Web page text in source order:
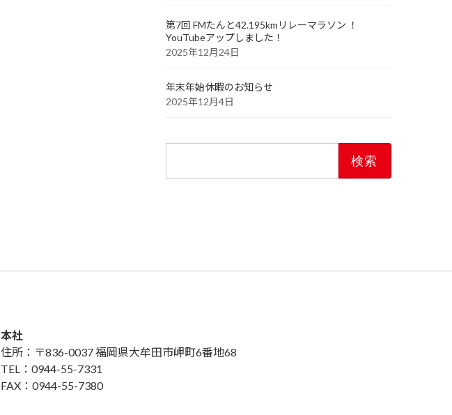
第7回 FMたんと42.195kmリレーマラソン ！
YouTubeアップしました！
2025年12月24日
年末年始休暇のお知らせ
2025年12月4日
検
本社
住所：〒836-0037 福岡県大牟田市岬町6番地68
TEL：0944-55-7331
FAX：0944-55-7380